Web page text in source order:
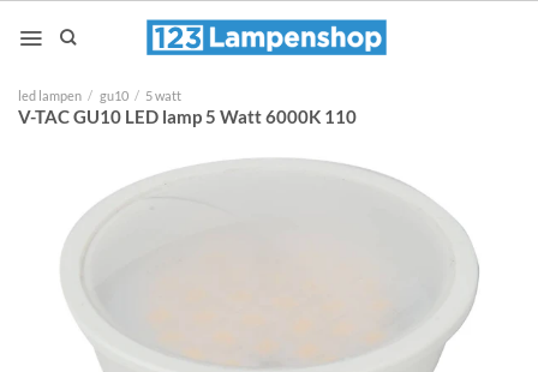
naar
led lampen / gu10 / 5 watt
V-TAC GU10 LED lamp 5 Watt 6000K 110